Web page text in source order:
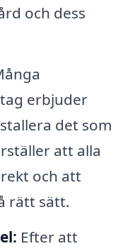
och dess
erbjuder
det som
att alla
och att
rätt sätt.
Efter att